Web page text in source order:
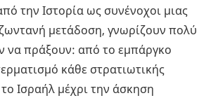
την Ιστορία ως συνένοχοι μιας
μετάδοση, γνωρίζουν πολύ
να πράξουν: από το εμπάργκο
κάθε στρατιωτικής
Ισραήλ μέχρι την άσκηση